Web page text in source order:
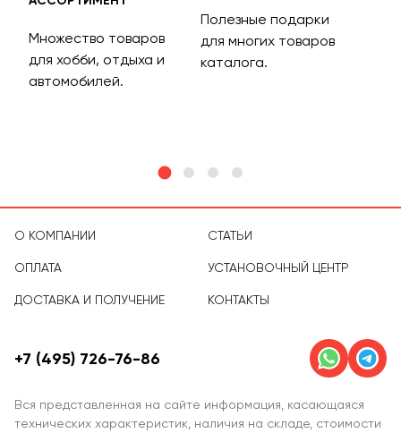
Множество товаров
для хобби, отдыха и
автомобилей.
Полезные подарки
для многих товаров
каталога.
О КОМПАНИИ
ОПЛАТА
ДОСТАВКА И ПОЛУЧЕНИЕ
СТАТЬИ
УСТАНОВОЧНЫЙ ЦЕНТР
КОНТАКТЫ
Вся представленная на сайте информация, касающаяся
технических характеристик, наличия на складе, стоимости
+7 (495) 726-76-86